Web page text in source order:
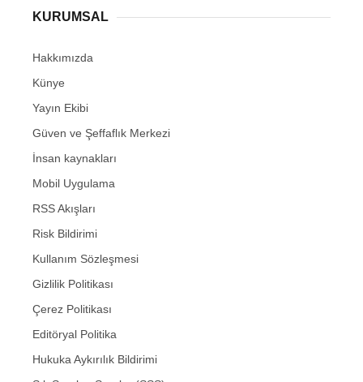
KURUMSAL
Hakkımızda
Künye
Yayın Ekibi
Güven ve Şeffaflık Merkezi
İnsan kaynakları
Mobil Uygulama
RSS Akışları
Risk Bildirimi
Kullanım Sözleşmesi
Gizlilik Politikası
Çerez Politikası
Editöryal Politika
Hukuka Aykırılık Bildirimi